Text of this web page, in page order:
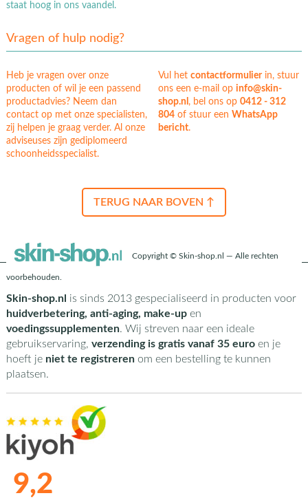
staat hoog in ons vaandel.
Vragen of hulp nodig?
Heb je vragen over onze
producten of wil je een passend
productadvies? Neem dan
contact op met onze specialisten,
zij helpen je graag verder. Al onze
adviseuses zijn gediplomeerd
schoonheidsspecialist.
Vul hetcontactformulierin, stuur
ons een e-mail op info@skin-
shop.nl, bel ons op0412 - 312
804 of stuur eenWhatsApp
bericht.
TERUG NAAR BOVEN ↑
Copyright © Skin-shop.nl — Alle rechten
voorbehouden.
Skin-shop.nl is sinds 2013 gespecialiseerd in producten voor
huidverbetering, anti-aging, make-upen
voedingssupplementen. Wij streven naar een ideale
gebruikservaring, verzending is gratis vanaf 35 euroen je
hoeft je niet te registrerenom een bestelling te kunnen
plaatsen.
9,2